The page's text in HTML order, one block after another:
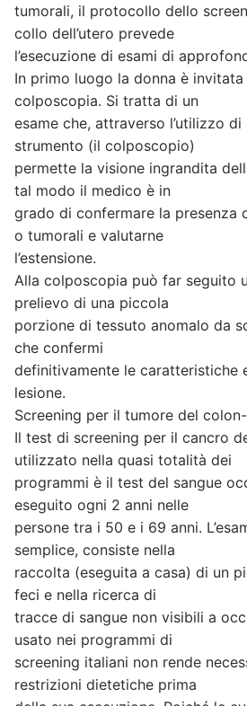
tumorali, il protocollo dello
collo dell’utero prevede
l’esecuzione di esami di
In primo luogo la donna è invitata
colposcopia. Si tratta di un
esame che, attraverso l’utilizzo
strumento (il colposcopio)
permette la visione ingrandita
tal modo il medico è in
grado di confermare la presenza
o tumorali e valutarne
l’estensione.
Alla colposcopia può far seguito
prelievo di una piccola
porzione di tessuto anomalo da
che confermi
definitivamente le caratteristiche
lesione.
Screening per il tumore del
Il test di screening per il cancro
utilizzato nella quasi totalità dei
programmi è il test del sangue
eseguito ogni 2 anni nelle
persone tra i 50 e i 69 anni.
semplice, consiste nella
raccolta (eseguita a casa) di un
feci e nella ricerca di
tracce di sangue non visibili a
usato nei programmi di
screening italiani non rende
restrizioni dietetiche prima